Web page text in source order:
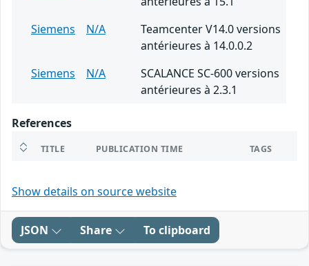
Siemens
N/A
Teamcenter V14.0 versions
antérieures à 14.0.0.2
Siemens
N/A
SCALANCE SC-600 versions
antérieures à 2.3.1
References
TITLE PUBLICATION TIME TAGS
Show details on source website
JSON Share To clipboard